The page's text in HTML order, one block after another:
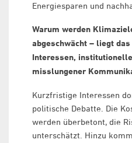
Energiesparen und
Warum werden
abgeschwächt – liegt
Interessen,
misslungener
Kurzfristige Interessen
politische Debatte. Die
werden überbetont, die
unterschätzt. Hinzu